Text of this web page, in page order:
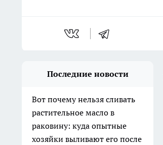
Последние новости
Вот почему нельзя сливать
растительное масло в
раковину: куда опытные
хозяйки выливают его после